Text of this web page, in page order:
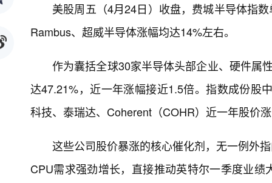
美股周五（4月24日）收盘，费城半导体指
Rambus、超威半导体涨幅均达14%左右。
作为囊括全球30家半导体头部企业、硬件属
达47.21%，近一年涨幅接近1.5倍。指数成份股
科技、泰瑞达、Coherent（COHR）近一年股价
这些公司股价暴涨的核心催化剂，无一例外
CPU需求强劲增长，直接推动英特尔一季度业